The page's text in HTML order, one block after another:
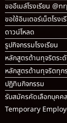
ขออีเมล์โรงเรียน
ขอใช้อินเตอร์เน็ตโรงเ
ดาวน์โหลด
รูปกิจกรรมโรงเรียน
หลักสูตรต้านทุจริตระ
หลักสูตรต้านทุจริตทุก
ปฏิทินกิจกรรม
รับสมัครคัดเลือกบุค
Temporary